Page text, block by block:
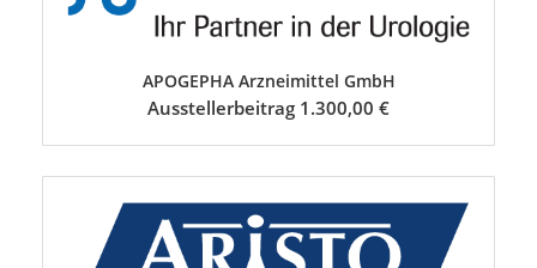
APOGEPHA Arzneimittel GmbH
Ausstellerbeitrag 1.300,00 €